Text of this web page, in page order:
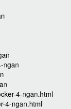
ngan
4-ngan.html
4-ngan.html